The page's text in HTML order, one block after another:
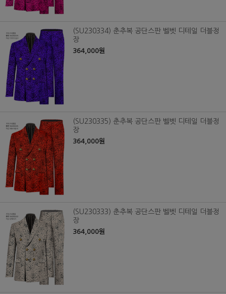
(SU230334) 춘추복 공단스판 벨벳 디테일 더블정
장
364,000원
(SU230335) 춘추복 공단스판 벨벳 디테일 더블정
장
364,000원
(SU230333) 춘추복 공단스판 벨벳 디테일 더블정
장
364,000원